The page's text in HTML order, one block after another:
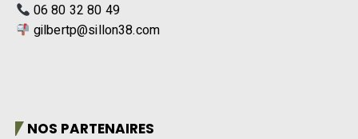
06 80 32 80 49
gilbertp@sillon38.com
NOS PARTENAIRES